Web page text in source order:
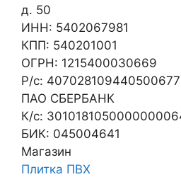
д. 50
ИНН: 5402067981
КПП: 540201001
ОГРН: 1215400030669
Р/с:
ПАО СБЕРБАНК
К/с:
БИК: 045004641
Магазин
Плитка ПВХ